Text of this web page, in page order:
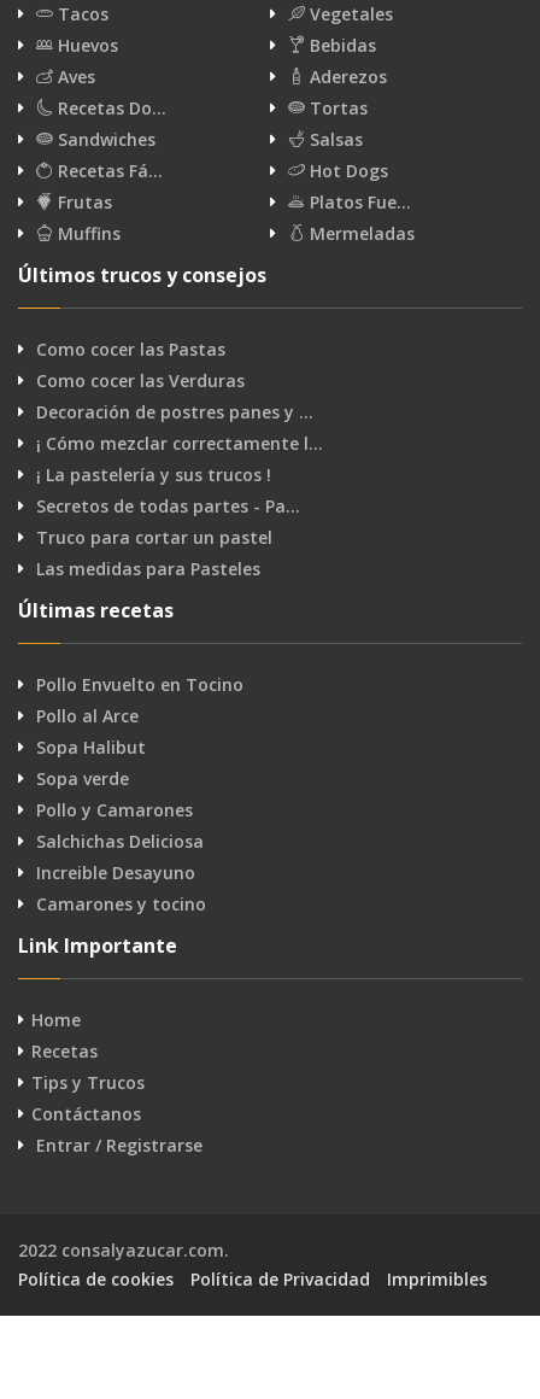
Tacos
Vegetales
Huevos
Bebidas
Aves
Aderezos
Recetas Do…
Tortas
Sandwiches
Salsas
Recetas Fá…
Hot Dogs
Frutas
Platos Fue…
Muffins
Mermeladas
Últimos trucos y consejos
Como cocer las Pastas
Como cocer las Verduras
Decoración de postres panes y …
¡ Cómo mezclar correctamente l…
¡ La pastelería y sus trucos !
Secretos de todas partes - Pa…
Truco para cortar un pastel
Las medidas para Pasteles
Últimas recetas
Pollo Envuelto en Tocino
Pollo al Arce
Sopa Halibut
Sopa verde
Pollo y Camarones
Salchichas Deliciosa
Increible Desayuno
Camarones y tocino
Link Importante
Home
Recetas
Tips y Trucos
Contáctanos
Entrar / Registrarse
2022 consalyazucar.com.
Política de cookies
Política de Privacidad Imprimibles